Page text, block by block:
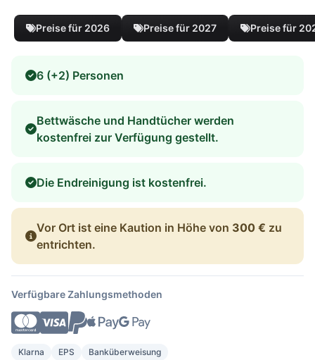
Preise für 2026 Preise für 2027 Preise für
6 (+2) Personen
Bettwäsche und Handtücher werden
kostenfrei zur Verfügung gestellt.
Die Endreinigung ist kostenfrei.
Vor Ort ist eine Kaution in Höhe von 300 € zu
entrichten.
Verfügbare Zahlungsmethoden
Klarna EPS Banküberweisung